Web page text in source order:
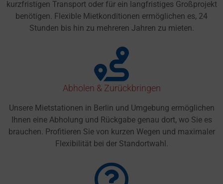
kurzfristigen Transport oder für ein langfristiges Großprojekt
benötigen. Flexible Mietkonditionen ermöglichen es, 24
Stunden bis hin zu mehreren Jahren zu mieten.
Abholen & Zurückbringen
Unsere Mietstationen in Berlin und Umgebung ermöglichen
Ihnen eine Abholung und Rückgabe genau dort, wo Sie es
brauchen. Profitieren Sie von kurzen Wegen und maximaler
Flexibilität bei der Standortwahl.